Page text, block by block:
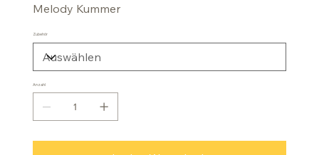
Melody Kummer
Zubehör
Anzahl